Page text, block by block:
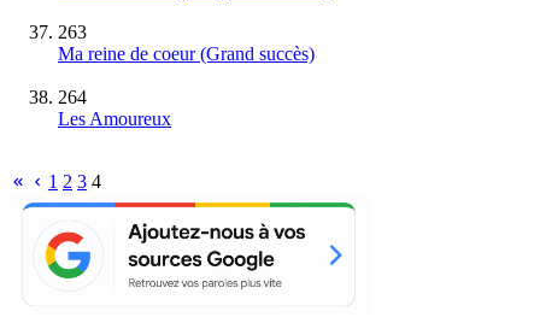
263
Ma reine de coeur(Grand succès)
264
Les Amoureux
1 2 3 4